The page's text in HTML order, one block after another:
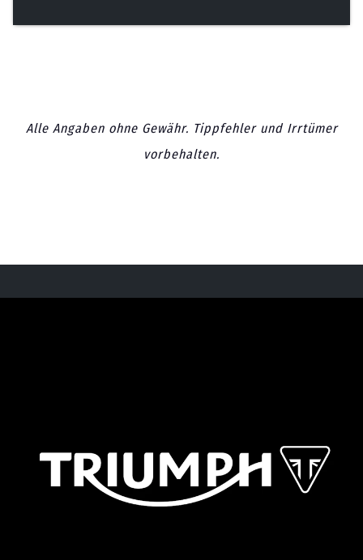
Alle Angaben ohne Gewähr. Tippfehler und Irrtümer
vorbehalten.